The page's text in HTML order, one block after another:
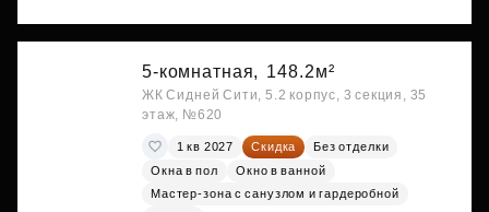
5-комнатная, 148.2м²
ЖК Сидней Сити, 5.2 корпус, 3 секция, 35
этаж, №620
1 кв 2027 Скидка
Без отделки
Окна в пол
Окно в ванной
Мастер-зона с санузлом и гардеробной